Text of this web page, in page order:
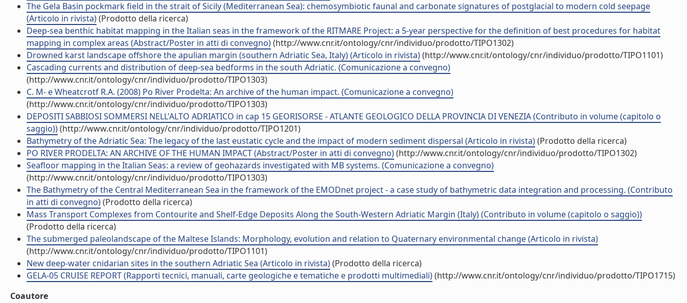
The Gela Basin pockmark field in the strait of Sicily (Mediterranean Sea): chemosymbiotic faunal and carbonate signatures of postglacial to modern cold seepage
(Articolo in rivista)(Prodotto della ricerca)
Deep-sea benthic habitat mapping in the Italian seas in the framework of the RITMARE Project: a 5-year perspective for the definition of best procedures for habitat
mapping in complex areas (Abstract/Poster in atti di convegno)(http://www.cnr.it/ontology/cnr/individuo/prodotto/TIPO1302)
Drowned karst landscape offshore the apulian margin (southern Adriatic Sea, Italy) (Articolo in rivista)(http://www.cnr.it/ontology/cnr/individuo/prodotto/TIPO1101)
Cascading currents and distribution of deep-sea bedforms in the south Adriatic. (Comunicazione a convegno)
(http://www.cnr.it/ontology/cnr/individuo/prodotto/TIPO1303)
C. M- e Wheatcrotf R.A. (2008) Po River Prodelta: An archive of the human impact. (Comunicazione a convegno)
(http://www.cnr.it/ontology/cnr/individuo/prodotto/TIPO1303)
DEPOSITI SABBIOSI SOMMERSI NELL'ALTO ADRIATICO in cap 15 GEORISORSE - ATLANTE GEOLOGICO DELLA PROVINCIA DI VENEZIA (Contributo in volume (capitolo o
saggio))(http://www.cnr.it/ontology/cnr/individuo/prodotto/TIPO1201)
Bathymetry of the Adriatic Sea: The legacy of the last eustatic cycle and the impact of modern sediment dispersal (Articolo in rivista)(Prodotto della ricerca)
PO RIVER PRODELTA: AN ARCHIVE OF THE HUMAN IMPACT (Abstract/Poster in atti di convegno)(http://www.cnr.it/ontology/cnr/individuo/prodotto/TIPO1302)
Seafloor mapping in the Italian Seas: a review of geohazards investigated with MB systems. (Comunicazione a convegno)
(http://www.cnr.it/ontology/cnr/individuo/prodotto/TIPO1303)
The Bathymetry of the Central Mediterranean Sea in the framework of the EMODnet project - a case study of bathymetric data integration and processing. (Contributo
in atti di convegno)(Prodotto della ricerca)
Mass Transport Complexes from Contourite and Shelf-Edge Deposits Along the South-Western Adriatic Margin (Italy) (Contributo in volume (capitolo o saggio))
(Prodotto della ricerca)
The submerged paleolandscape of the Maltese Islands: Morphology, evolution and relation to Quaternary environmental change (Articolo in rivista)
(http://www.cnr.it/ontology/cnr/individuo/prodotto/TIPO1101)
New deep-water cnidarian sites in the southern Adriatic Sea (Articolo in rivista)(Prodotto della ricerca)
GELA-05 CRUISE REPORT (Rapporti tecnici, manuali, carte geologiche e tematiche e prodotti multimediali)(http://www.cnr.it/ontology/cnr/individuo/prodotto/TIPO1715)
Coautore